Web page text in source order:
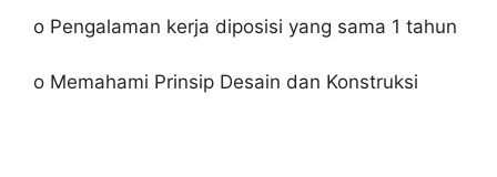
o Pengalaman kerja diposisi yang sama 1 tahun
o Memahami Prinsip Desain dan Konstruksi